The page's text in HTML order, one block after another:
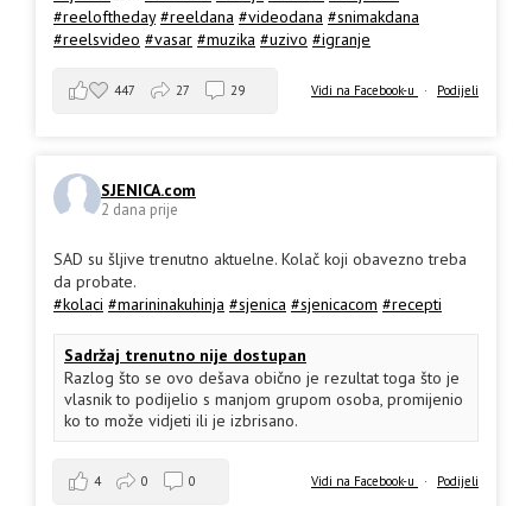
#reeloftheday #reeldana #videodana #snimakdana
#reelsvideo #vasar #muzika #uzivo #igranje
Vidi na Facebook-u · Podijeli
447 27 29
SJENICA.com
2 dana prije
SAD su šljive trenutno aktuelne. Kolač koji obavezno treba
da probate.
#kolaci #marininakuhinja #sjenica #sjenicacom #recepti
Sadržaj trenutno nije dostupan
Razlog što se ovo dešava obično je rezultat toga što je
vlasnik to podijelio s manjom grupom osoba, promijenio
ko to može vidjeti ili je izbrisano.
Vidi na Facebook-u · Podijeli
4 0 0